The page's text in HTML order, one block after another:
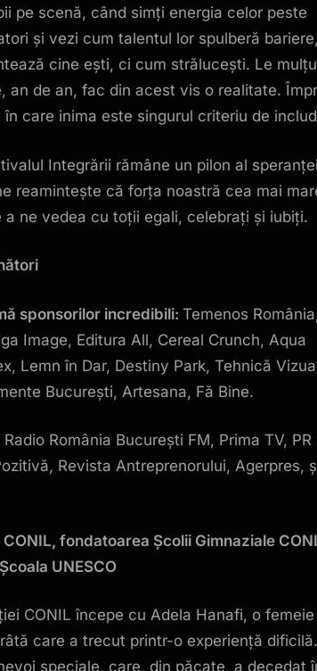
pe scenă, când simți energia celor peste
și vezi cum talentul lor spulberă bariere,
cine ești, ci cum strălucești. Le
an de an, fac din acest vis o realitate.
care inima este singurul criteriu de
Integrării rămâne un pilon al
reamintește că forța noastră cea mai
ne vedea cu toții egali, celebrați și iubiți.
sponsorilor incredibili: Temenos România
Image, Editura All, Cereal Crunch, Aqua
Lemn în Dar, Destiny Park, Tehnică
București, Artesana, Fă Bine.
Radio România București FM, Prima TV, PR
Revista Antreprenorului, Agerpres,
fondatoarea Școlii Gimnaziale
UNESCO
CONIL începe cu Adela Hanafi, o femeie
care a trecut printr-o experiență
speciale, care, din păcate, a decedat